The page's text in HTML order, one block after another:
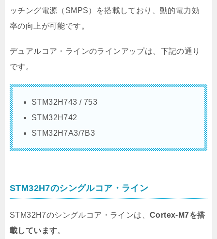
ッチング電源（SMPS）を搭載しており、動的電力効
率の向上が可能です。
デュアルコア・ラインのラインアップは、下記の通り
です。
STM32H743 / 753
STM32H742
STM32H7A3/7B3
STM32H7のシングルコア・ライン
STM32H7のシングルコア・ラインは、 Cortex-M7を搭
載しています。